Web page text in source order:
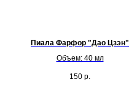
Пиала Фарфор "Дао Цзэн"
Объем: 40 мл
150 р.